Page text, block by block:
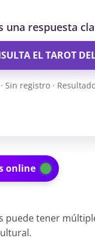
una respuesta
EL TAROT
Sin registro ·
online
puede tener